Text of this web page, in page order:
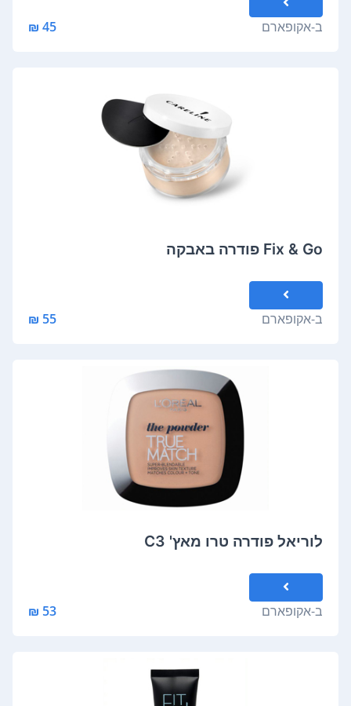
ב-אקופארם 45 ₪
Fix & Go פודרה באבקה
ב-אקופארם 55 ₪
לוריאל פודרה טרו מאץ' ‎ ‎C‎3
ב-אקופארם 53 ₪